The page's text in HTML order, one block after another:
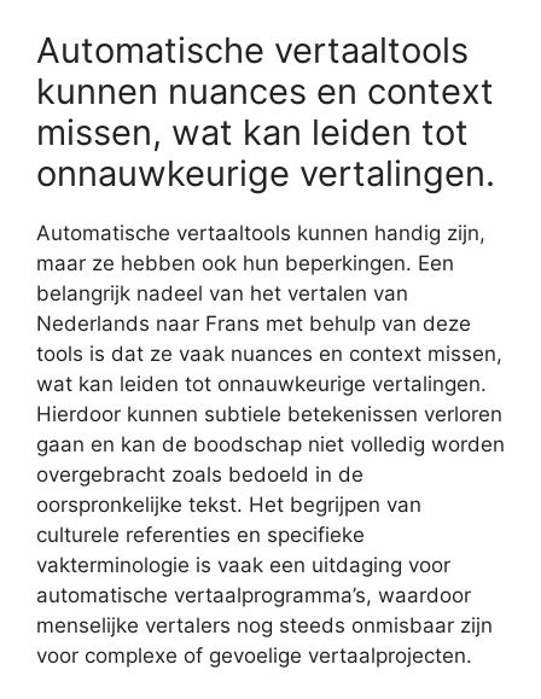
Automatische vertaaltools
kunnen nuances en context
missen, wat kan leiden tot
onnauwkeurige vertalingen.
Automatische vertaaltools kunnen handig zijn,
maar ze hebben ook hun beperkingen. Een
belangrijk nadeel van het vertalen van
Nederlands naar Frans met behulp van deze
tools is dat ze vaak nuances en context missen,
wat kan leiden tot onnauwkeurige vertalingen.
Hierdoor kunnen subtiele betekenissen verloren
gaan en kan de boodschap niet volledig worden
overgebracht zoals bedoeld in de
oorspronkelijke tekst. Het begrijpen van
culturele referenties en specifieke
vakterminologie is vaak een uitdaging voor
automatische vertaalprogramma’s, waardoor
menselijke vertalers nog steeds onmisbaar zijn
voor complexe of gevoelige vertaalprojecten.